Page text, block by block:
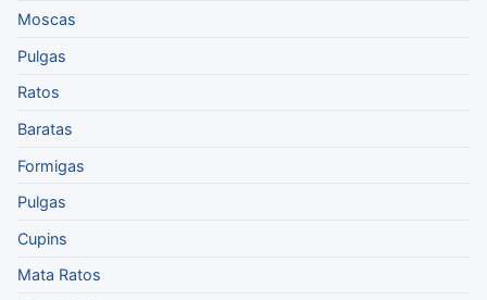
Moscas
Pulgas
Ratos
Baratas
Formigas
Pulgas
Cupins
Mata Ratos